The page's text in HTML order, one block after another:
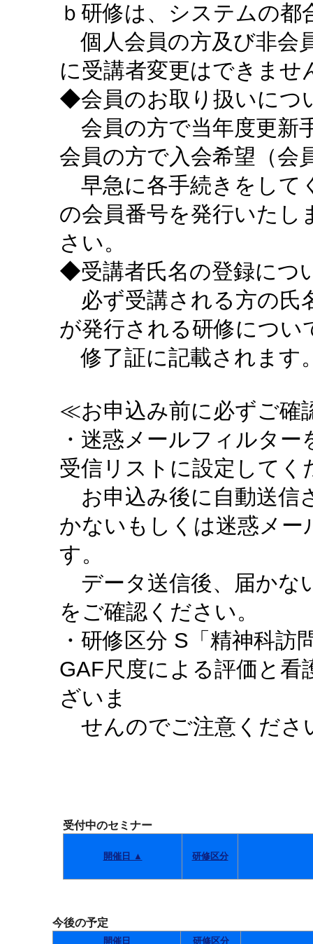
ｂ研修は、システムの
個人会員の方及び非会
に受講者変更はできませ
◆会員のお取り扱いにつ
会員の方で当年度更新
会員の方で入会希望（会
早急に各手続きをして
の会員番号を発行いたし
さい。
◆受講者氏名の登録につ
必ず受講される方の氏
が発行される研修につい
修了証に記載されます
≪お申込み前に必ずご確
・迷惑メールフィルタ
受信リストに設定してく
お申込み後に自動送信
かないもしくは迷惑メ
す。
データ送信後、届かな
をご確認ください。
・研修区分 S「精神科
GAF尺度による評価と看
ざいま
せんのでご注意くださ
受付中のセミナー
開催日 ▲ 研修区分
今後の予定
開催日 研修区分